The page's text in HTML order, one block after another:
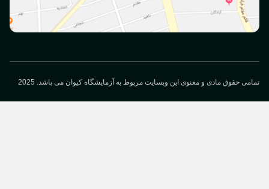
حقوق مادی و معنوی این وبسایت مربوط به آزمایشگاه کیوان می باشد. 2025